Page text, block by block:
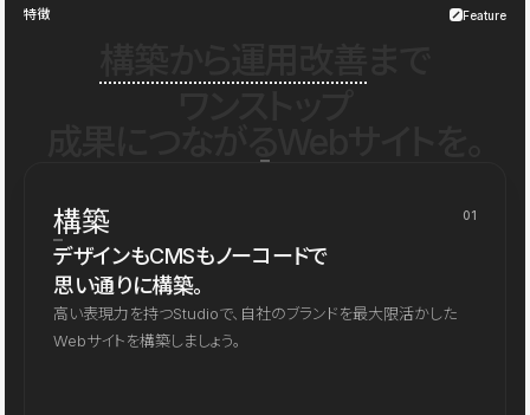
特徴 Feature
構築 01
デザインもCMSもノーコードで
思い通りに構築。
高い表現力を持つStudioで、自社のブランドを最大限活かした
Webサイトを構築しましょう。